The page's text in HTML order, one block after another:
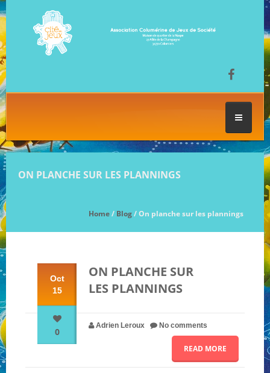
FESTIVAL DU JEU
NOS PARTENAIRES
QUI SOMMES-NOUS ?
ON PLANCHE SUR LES PLANNINGS
Home/ Blog/ On planche sur les plannings
Oct
15
0
ON PLANCHE SUR
LES PLANNINGS
Adrien Leroux No comments
READ MORE